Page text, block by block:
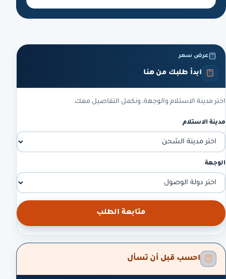
عرض سعر
ابدأ طلبك من هنا
اختر مدينة الاستلام والوجهة، ونكمل التفاصيل معك.
مدينة الاستلام
الوجهة
متابعة الطلب
احسب قبل أن تسأل